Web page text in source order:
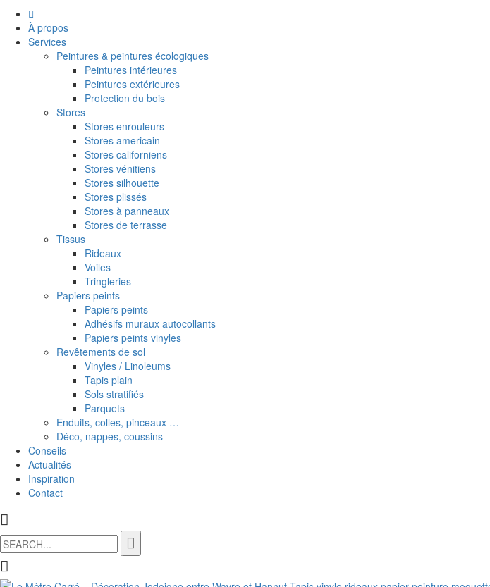
À propos
Services
Peintures & peintures écologiques
Peintures intérieures
Peintures extérieures
Protection du bois
Stores
Stores enrouleurs
Stores americain
Stores californiens
Stores vénitiens
Stores silhouette
Stores plissés
Stores à panneaux
Stores de terrasse
Tissus
Rideaux
Voiles
Tringleries
Papiers peints
Papiers peints
Adhésifs muraux autocollants
Papiers peints vinyles
Revêtements de sol
Vinyles / Linoleums
Tapis plain
Sols stratifiés
Parquets
Enduits, colles, pinceaux …
Déco, nappes, coussins
Conseils
Actualités
Inspiration
Contact
Search
for: